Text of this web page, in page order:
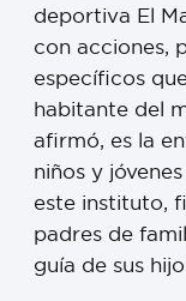
deportiva El
con acciones,
específicos
habitante del
afirmó, es la
niños y
este instituto,
padres de
guía de sus